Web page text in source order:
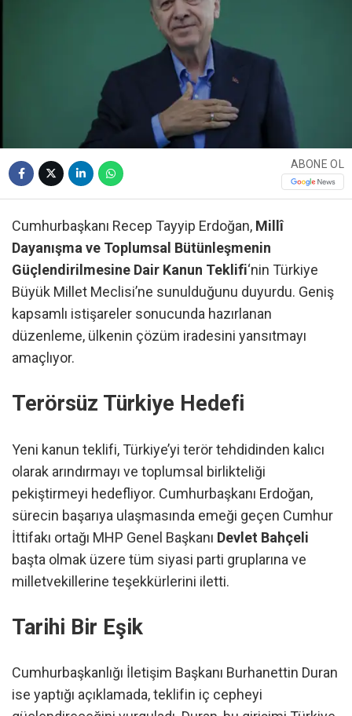
ABONE OL
Cumhurbaşkanı Recep Tayyip Erdoğan, Millî
Dayanışma ve Toplumsal Bütünleşmenin
Güçlendirilmesine Dair Kanun Teklifi‘nin Türkiye
Büyük Millet Meclisi’ne sunulduğunu duyurdu. Geniş
kapsamlı istişareler sonucunda hazırlanan
düzenleme, ülkenin çözüm iradesini yansıtmayı
amaçlıyor.
Terörsüz Türkiye Hedefi
Yeni kanun teklifi, Türkiye’yi terör tehdidinden kalıcı
olarak arındırmayı ve toplumsal birlikteliği
pekiştirmeyi hedefliyor. Cumhurbaşkanı Erdoğan,
sürecin başarıya ulaşmasında emeği geçen Cumhur
İttifakı ortağı MHP Genel Başkanı Devlet Bahçeli
başta olmak üzere tüm siyasi parti gruplarına ve
milletvekillerine teşekkürlerini iletti.
Tarihi Bir Eşik
Cumhurbaşkanlığı İletişim Başkanı Burhanettin Duran
ise yaptığı açıklamada, teklifin iç cepheyi